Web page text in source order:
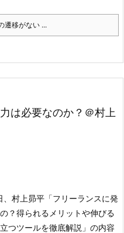
遷移がない ...
は必要なのか？＠村上
、村上昴平「フリーランスに発
？得られるメリットや伸びる
つツールを徹底解説」の内容